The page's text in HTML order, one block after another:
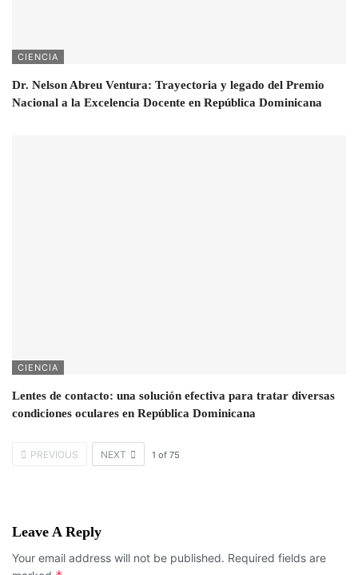
CIENCIA
Dr. Nelson Abreu Ventura: Trayectoria y legado del Premio
Nacional a la Excelencia Docente en República Dominicana
CIENCIA
Lentes de contacto: una solución efectiva para tratar diversas
condiciones oculares en República Dominicana
PREVIOUS NEXT 1 of 75
Leave A Reply
Your email address will not be published. Required fields are